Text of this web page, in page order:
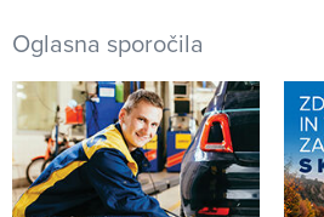
Oglasna sporočila